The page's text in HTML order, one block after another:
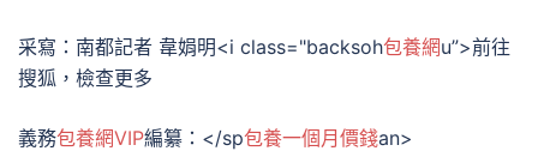
采寫：南都記者 韋娟明<i class="backsoh包養網u”>前往
搜狐，檢查更多
義務包養網VIP編纂： </sp包養一個月價錢an>